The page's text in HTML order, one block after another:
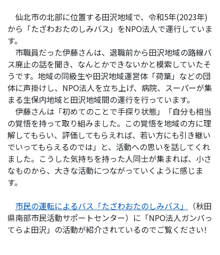
仙北市の北部に位置する田沢地域で、令和5年(2023年)
から「たざわおたのしみバス」をNPO法人で運行していま
す。
市職員だった伊藤さんは、退職前から田沢地域の路線バ
ス廃止の話を聞き、なんとかできないかと模索していたそ
うです。地域の同級生や田沢地域運営体「荷葉」などの団
体に声掛けし、NPO法人を立ち上げ、病院、スーパーが集
まる生保内地域と田沢地域間の運行を行っています。
伊藤さんは「初めてのことで手探り状態」「自分も相当
の覚悟を持って取り組みました。この覚悟を地域の方に理
解してもらい、評価してもらえれば、若い方にも引き継い
でいってもらえるのでは」と、 活動への思いを話してくれ
ました。こうした気持ちを持った人同士が集まれば、小さ
なものから、大きな活動につながっていくように感じま
す。
市民の運転によるバス「たざわおたのしみバス」
（秋田
県南部市民活動サポートセンター）に「NPO法人ガンバっ
てらよ田沢」の活動が紹介されているのでご覧ください!